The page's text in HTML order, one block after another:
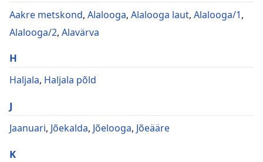
Aakre metskond, Alalooga, Alalooga laut, Alalooga/1,
Alalooga/2, Alavärva
H
Haljala, Haljala põld
J
Jaanuari, Jõekalda, Jõelooga, Jõeääre
K